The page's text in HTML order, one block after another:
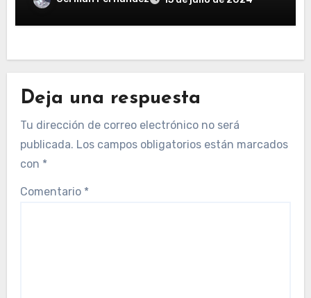
Deja una respuesta
Tu dirección de correo electrónico no será
publicada. Los campos obligatorios están marcados
con *
Comentario *